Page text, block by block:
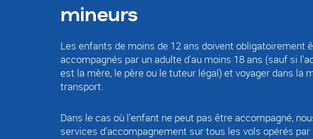
mineurs
Les enfants de moins de 12 ans doivent obligatoirement
accompagnés par un adulte d'au moins 18 ans (sauf si
est la mère, le père ou le tuteur légal) et voyager dans la
transport.
Dans le cas où l'enfant ne peut pas être accompagné,
services d'accompagnement sur tous les vols opérés par